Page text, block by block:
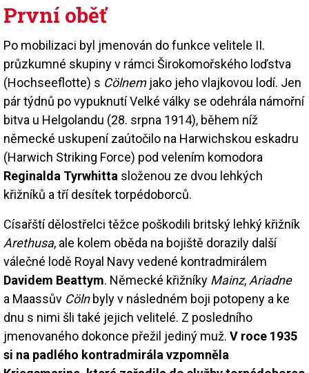
První oběť
Po mobilizaci byl jmenován do funkce velitele II.
průzkumné skupiny v rámci Širokomořského loďstva
(Hochseeflotte) s Cölnem jako jeho vlajkovou lodí. Jen
pár týdnů po vypuknutí Velké války se odehrála námořní
bitva u Helgolandu (28. srpna 1914), během níž
německé uskupení zaútočilo na Harwichskou eskadru
(Harwich Striking Force) pod velením komodora
Reginalda Tyrwhitta složenou ze dvou lehkých
křižníků a tří desítek torpédoborců.
Císařští dělostřelci těžce poškodili britský lehký křižník
Arethusa, ale kolem oběda na bojiště dorazily další
válečné lodě Royal Navy vedené kontradmirálem
Davidem Beattym. Německé křižníky Mainz, Ariadne
a Maassův Cölnbyly v následném boji potopeny a ke
dnu s nimi šli také jejich velitelé. Z posledního
jmenovaného dokonce přežil jediný muž. V roce 1935
si na padlého kontradmirála vzpomněla